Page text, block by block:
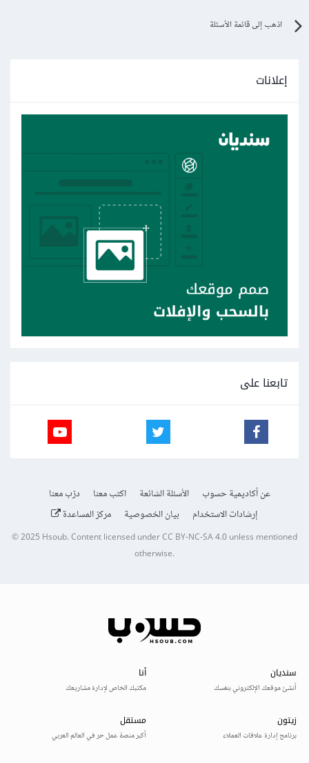
اذهب إلى قائمة الأسئلة
إعلانات
تابعنا على
عن أكاديمية حسوب الأسئلة الشائعة اكتب معنا
درّب معنا
إرشادات الاستخدام
بيان الخصوصية مركز المساعدة
© 2025Hsoub.Content licensed underCC BY-NC-SA 4.0unless mentioned
otherwise.